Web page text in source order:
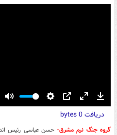
Mute Settings
PIP Enter
fullscreen
دریافت 0 bytes
گروه جنگ نرم مشرق- حسن عباسی رئیس